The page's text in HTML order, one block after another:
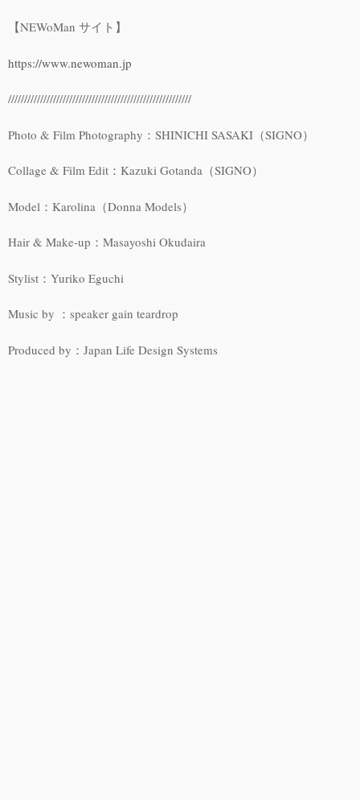
【NEWoMan サイト】
https://www.newoman.jp
/////////////////////////////////////////////////////////
Photo & Film Photography：SHINICHI SASAKI（SIGNO）
Collage & Film Edit：Kazuki Gotanda（SIGNO）
Model：Karolina（Donna Models）
Hair & Make-up：Masayoshi Okudaira
Stylist：Yuriko Eguchi
Music by ：speaker gain teardrop
Produced by：Japan Life Design Systems